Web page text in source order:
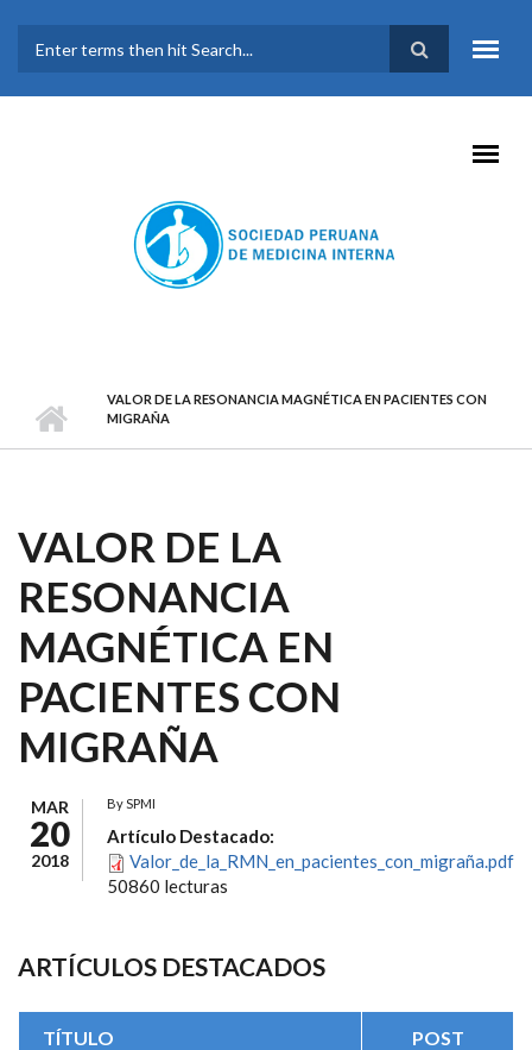
FORMULARIO DE
BÚSQUEDA
VALOR DE LA RESONANCIA MAGNÉTICA EN PACIENTES CON
MIGRAÑA
VALOR DE LA
RESONANCIA
MAGNÉTICA EN
PACIENTES CON
MIGRAÑA
MAR
20
2018
BySPMI
Artículo Destacado:
Valor_de_la_RMN_en_pacientes_con_migraña.pdf
50860 lecturas
ARTÍCULOS DESTACADOS
TÍTULO
POST